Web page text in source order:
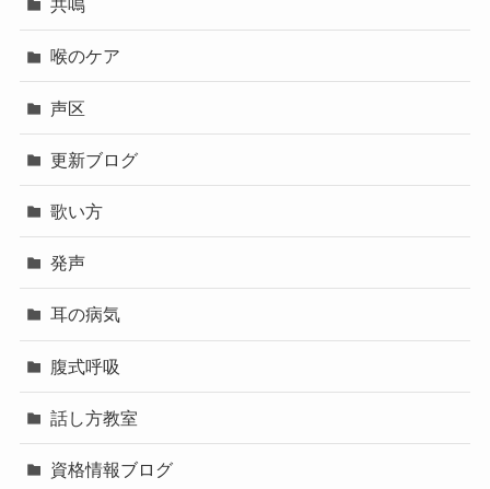
共鳴
喉のケア
声区
更新ブログ
歌い方
発声
耳の病気
腹式呼吸
話し方教室
資格情報ブログ